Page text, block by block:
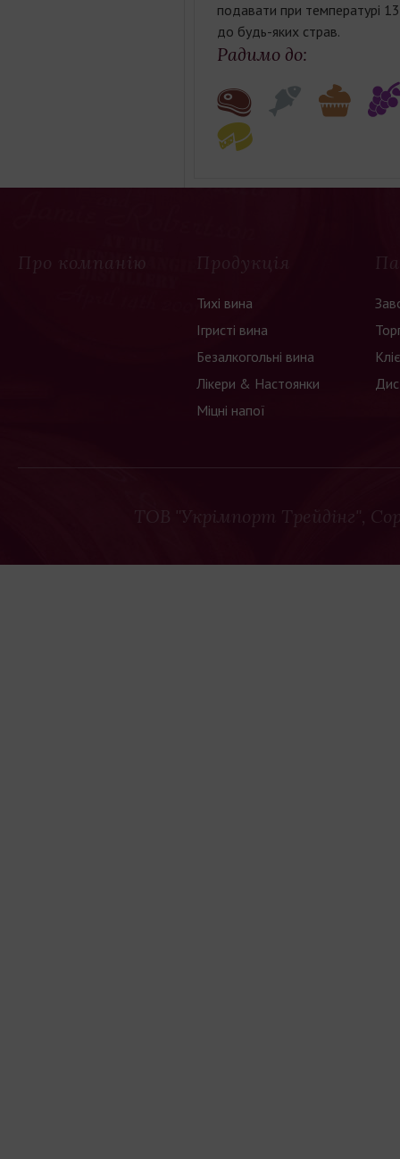
подавати при температурі
до будь-яких страв.
Радимо до:
Про компанію Продукція
Тихі вина
Ігристі вина
Безалкогольні вина
Лікери & Настоянки
Міцні напої
ТОВ "Укрімпорт Трейдінг",